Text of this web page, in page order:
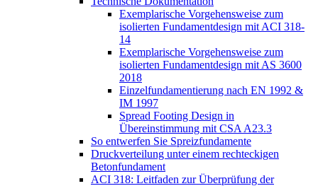
Exemplarische Vorgehensweise zum
isolierten Fundamentdesign mit ACI 318-
14
Exemplarische Vorgehensweise zum
isolierten Fundamentdesign mit AS 3600
2018
Einzelfundamentierung nach EN 1992 &
IM 1997
Spread Footing Design in
Übereinstimmung mit CSA A23.3
So entwerfen Sie Spreizfundamente
Druckverteilung unter einem rechteckigen
Betonfundament
ACI 318: Leitfaden zur Überprüfung der